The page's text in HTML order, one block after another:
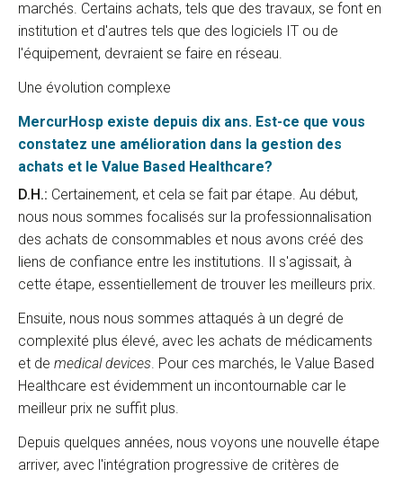
marchés. Certains achats, tels que des travaux, se font en
institution et d'autres tels que des logiciels IT ou de
l'équipement, devraient se faire en réseau.
Une évolution complexe
MercurHosp existe depuis dix ans. Est-ce que vous
constatez une amélioration dans la gestion des
achats et le Value Based Healthcare?
D.H.: Certainement, et cela se fait par étape. Au début,
nous nous sommes focalisés sur la professionnalisation
des achats de consommables et nous avons créé des
liens de confiance entre les institutions. Il s'agissait, à
cette étape, essentiellement de trouver les meilleurs prix.
Ensuite, nous nous sommes attaqués à un degré de
complexité plus élevé, avec les achats de médicaments
et de medical devices. Pour ces marchés, le Value Based
Healthcare est évidemment un incontournable car le
meilleur prix ne suffit plus.
Depuis quelques années, nous voyons une nouvelle étape
arriver, avec l'intégration progressive de critères de